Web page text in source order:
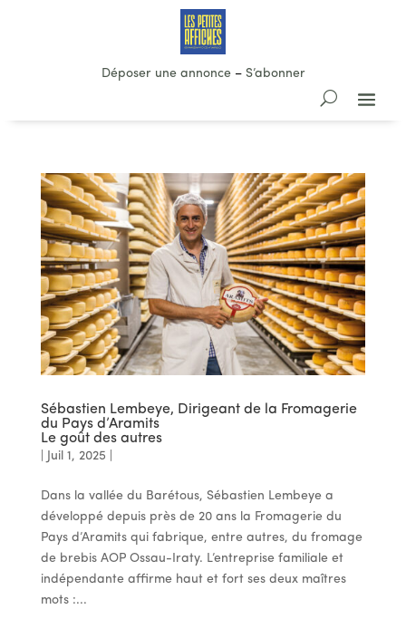
Déposer une annonce– S’abonner
Sébastien Lembeye, Dirigeant de la Fromagerie
du Pays d’Aramits
Le goût des autres
Juil 1, 2025
Dans la vallée du Barétous, Sébastien Lembeye a
développé depuis près de 20 ans la Fromagerie du
Pays d’Aramits qui fabrique, entre autres, du fromage
de brebis AOP Ossau-Iraty. L’entreprise familiale et
indépendante affirme haut et fort ses deux maîtres
mots :...